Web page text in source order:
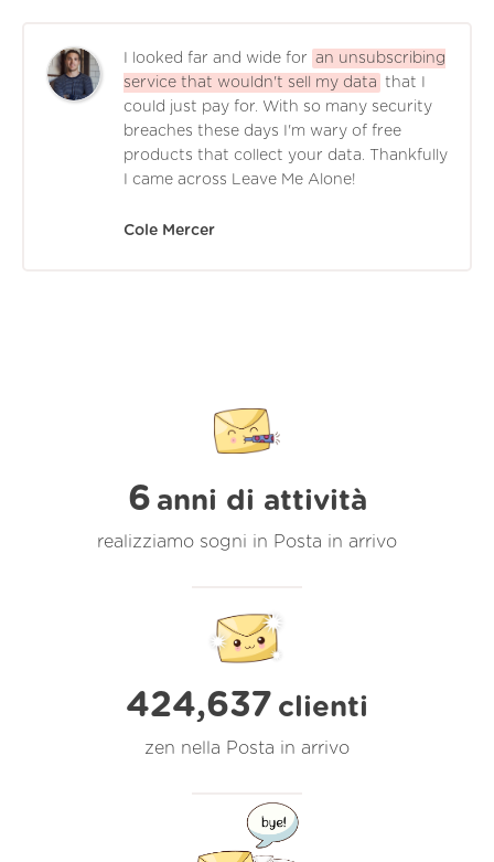
I looked far and wide for an unsubscribing
service that wouldn't sell my data that I
could just pay for. With so many security
breaches these days I'm wary of free
products that collect your data. Thankfully
I came across Leave Me Alone!
Cole Mercer
6 anni di attività
realizziamo sogni in Posta in arrivo
424,637 clienti
zen nella Posta in arrivo